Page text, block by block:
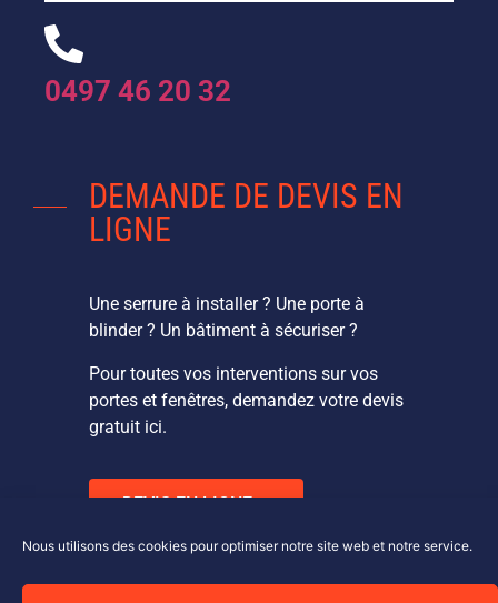
Nous utilisons des cookies pour optimiser notre site web et notre service.
0497 46 20 32
DEMANDE DE DEVIS EN
LIGNE
Une serrure à installer ? Une porte à
blinder ? Un bâtiment à sécuriser ?
Pour toutes vos interventions sur vos
portes et fenêtres, demandez votre devis
gratuit ici.
DEVIS EN LIGNE